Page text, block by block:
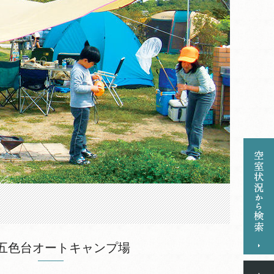
色台オートキャンプ場